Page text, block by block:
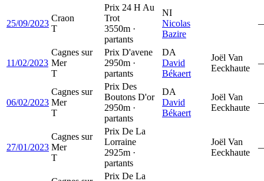
25/09/2023
Craon
T
Prix 24 H Au
Trot
3550m ·
partants
NI
Nicolas
Bazire
11/02/2023
Cagnes sur
Mer
T
Prix D'avene
2950m ·
partants
DA
David
Békaert
Joël Van
Eeckhaute
06/02/2023
Cagnes sur
Mer
T
Prix Des
Boutons D'or
2950m ·
partants
DA
David
Békaert
Joël Van
Eeckhaute
27/01/2023
Cagnes sur
Mer
T
Prix De La
Lorraine
2925m ·
partants
Joël Van
Eeckhaute
Prix De La